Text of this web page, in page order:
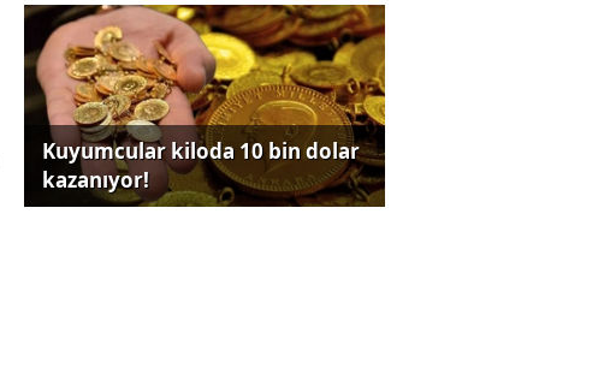
Kuyumcular kiloda 10 bin dolar
kazanıyor!